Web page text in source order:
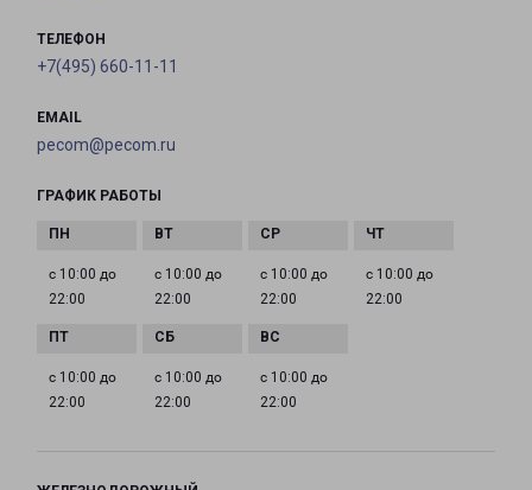
ТЕЛЕФОН
+7(495) 660-11-11
EMAIL
pecom@pecom.ru
ГРАФИК РАБОТЫ
с 10:00 до
22:00
с 10:00 до
22:00
с 10:00 до
22:00
с 10:00 до
22:00
с 10:00 до
22:00
с 10:00 до
22:00
с 10:00 до
22:00